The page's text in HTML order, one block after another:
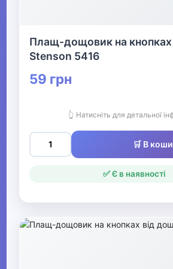
Плащ-дощовик на
Stenson 5416
59 грн
👆 Натисніть для детальної
🛒 В
✅ Є в наявності